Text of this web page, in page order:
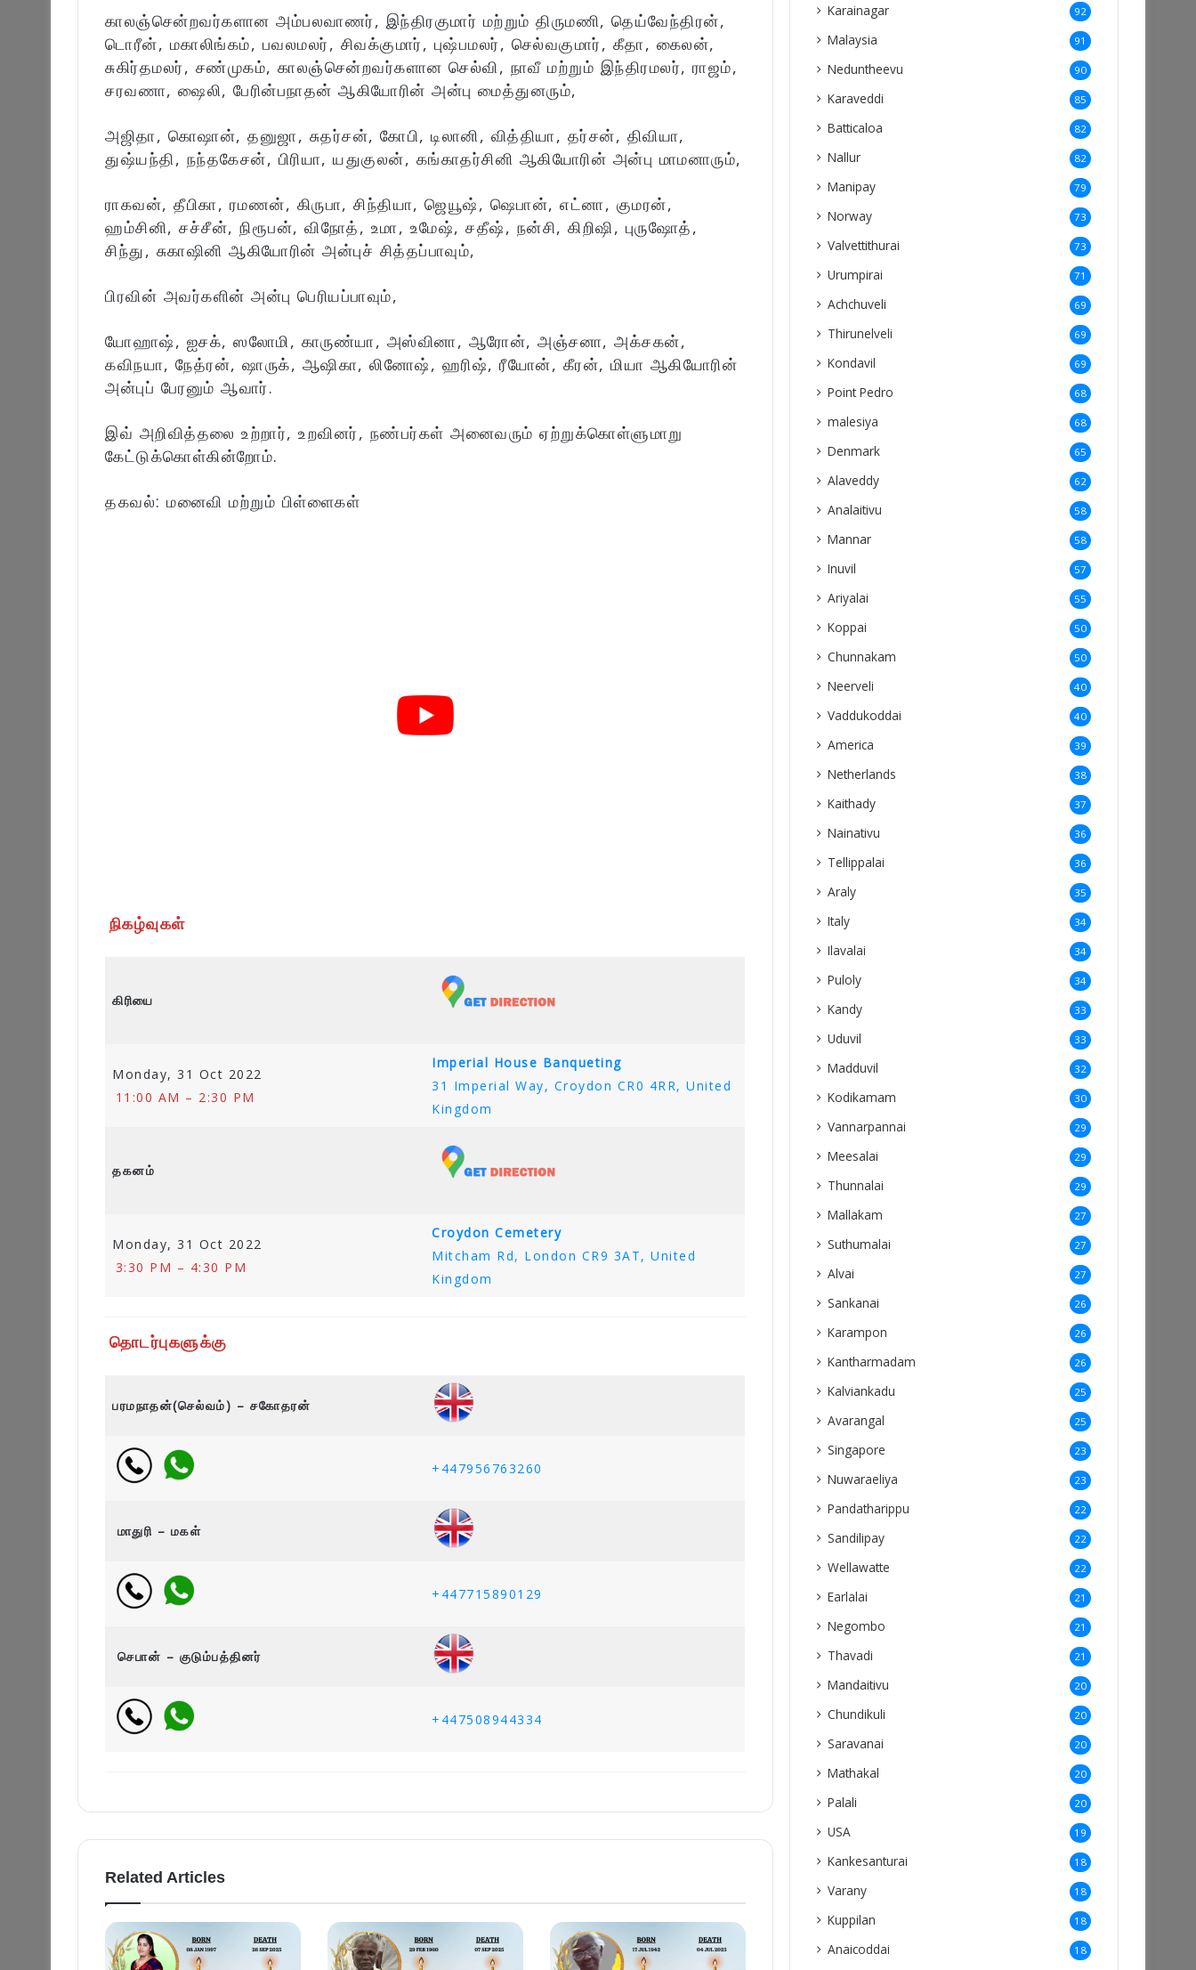
காலஞ்சென்றவர்களான அம்பலவாணர், இந்திரகுமார் மற்றும் திருமணி, தெய்வேந்திரன்,
டொரீன், மகாலிங்கம், பவலமலர், சிவக்குமார், புஷ்பமலர், செல்வகுமார், கீதா, கைலன்,
சுகிர்தமலர், சண்முகம், காலஞ்சென்றவர்களான செல்வி, நாவீ மற்றும் இந்திரமலர், ராஜம்,
சரவணா, ஷைலி, பேரின்பநாதன் ஆகியோரின் அன்பு மைத்துனரும்,
அஜிதா, கொஷான், தனுஜா, சுதர்சன், கோபி, டிலானி, வித்தியா, தர்சன், திவியா,
துஷ்யந்தி, நந்தகேசன், பிரியா, யதுகுலன், கங்காதர்சினி ஆகியோரின் அன்பு மாமனாரும்,
ராகவன், தீபிகா, ரமணன், கிருபா, சிந்தியா, ஜெயூஷ், ஷெபான், எட்னா, குமரன்,
ஹம்சினி, சச்சீன், நிரூபன், விநோத், உமா, உமேஷ், சதீஷ், நன்சி, கிறிஷி, புருஷோத்,
சிந்து, சுகாஷினி ஆகியோரின் அன்புச் சித்தப்பாவும்,
பிரவின் அவர்களின் அன்பு பெரியப்பாவும்,
யோஹாஷ், ஐசக், ஸலோமி, காருண்யா, அஸ்வினா, ஆரோன், அஞ்சனா, அக்சகன்,
கவிநயா, நேத்ரன், ஷாருக், ஆஷிகா, லினோஷ், ஹரிஷ், ரீயோன், கீரன், மியா ஆகியோரின்
அன்புப் பேரனும் ஆவார்.
இவ் அறிவித்தலை உற்றார், உறவினர், நண்பர்கள் அனைவரும் ஏற்றுக்கொள்ளுமாறு
கேட்டுக்கொள்கின்றோம்.
தகவல்: மனைவி மற்றும் பிள்ளைகள்
நிகழ்வுகள்
கிரியை
Monday, 31 Oct 2022
11:00 AM – 2:30 PM
Imperial House Banqueting
31 Imperial Way, Croydon CR0 4RR, United
Kingdom
தகனம்
Monday, 31 Oct 2022
3:30 PM – 4:30 PM
Croydon Cemetery
Mitcham Rd, London CR9 3AT, United
Kingdom
தொடர்புகளுக்கு
பரமநாதன்(செல்வம்) – சகோதரன்
+447956763260
மாதுரி – மகள்
+447715890129
செபான் – குடும்பத்தினர்
+447508944334
Related Articles
Karainagar 92
Malaysia 91
Neduntheevu 90
Karaveddi 85
Batticaloa 82
Nallur 82
Manipay 79
Norway 73
Valvettithurai 73
Urumpirai 71
Achchuveli 69
Thirunelveli 69
Kondavil 69
Point Pedro 68
malesiya 68
Denmark 65
Alaveddy 62
Analaitivu 58
Mannar 58
Inuvil 57
Ariyalai 55
Koppai 50
Chunnakam 50
Neerveli 40
Vaddukoddai 40
America 39
Netherlands 38
Kaithady 37
Nainativu 36
Tellippalai 36
Araly 35
Italy 34
Ilavalai 34
Puloly 34
Kandy 33
Uduvil 33
Madduvil 32
Kodikamam 30
Vannarpannai 29
Meesalai 29
Thunnalai 29
Mallakam 27
Suthumalai 27
Alvai 27
Sankanai 26
Karampon 26
Kantharmadam 26
Kalviankadu 25
Avarangal 25
Singapore 23
Nuwaraeliya 23
Pandatharippu 22
Sandilipay 22
Wellawatte 22
Earlalai 21
Negombo 21
Thavadi 21
Mandaitivu 20
Chundikuli 20
Saravanai 20
Mathakal 20
Palali 20
USA 19
Kankesanturai 18
Varany 18
Kuppilan 18
Anaicoddai 18